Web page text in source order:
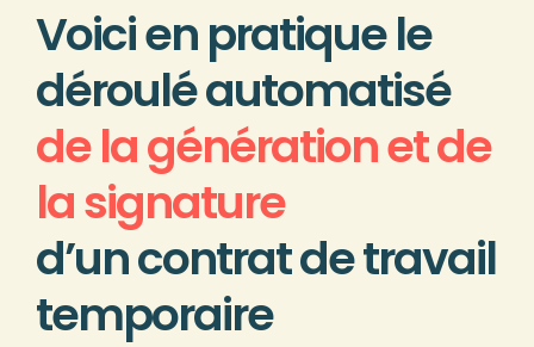
Voici en pratique le
déroulé automatisé
de la génération et de
la signature
d’un contrat de travail
temporaire